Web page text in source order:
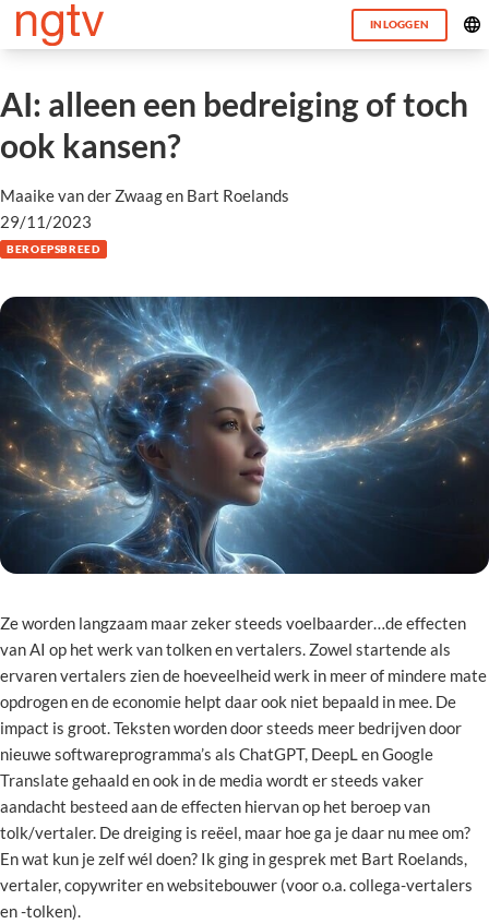
INLOGGEN
AI: alleen een bedreiging of toch
ook kansen?
Maaike van der Zwaag en Bart Roelands
29/11/2023
BEROEPSBREED
Ze worden langzaam maar zeker steeds voelbaarder…de effecten
van AI op het werk van tolken en vertalers. Zowel startende als
ervaren vertalers zien de hoeveelheid werk in meer of mindere mate
opdrogen en de economie helpt daar ook niet bepaald in mee. De
impact is groot. Teksten worden door steeds meer bedrijven door
nieuwe softwareprogramma’s als ChatGPT, DeepL en Google
Translate gehaald en ook in de media wordt er steeds vaker
aandacht besteed aan de effecten hiervan op het beroep van
tolk/vertaler. De dreiging is reëel, maar hoe ga je daar nu mee om?
En wat kun je zelf wél doen? Ik ging in gesprek met Bart Roelands,
vertaler, copywriter en websitebouwer (voor o.a. collega-vertalers
en -tolken).